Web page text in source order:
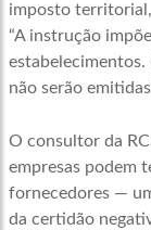
imposto
“A instrução
estabelecimentos.
não serão
O consultor da
empresas podem
fornecedores —
da certidão